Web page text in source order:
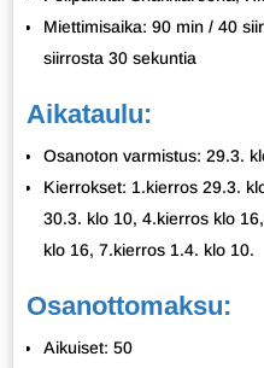
Miettimisaika: 90 min / 40
siirrosta 30 sekuntia
Aikataulu:
Osanoton varmistus: 29.3.
Kierrokset: 1.kierros 29.3.
30.3. klo 10, 4.kierros klo
klo 16, 7.kierros 1.4. klo 10.
Osanottomaksu:
Aikuiset: 50